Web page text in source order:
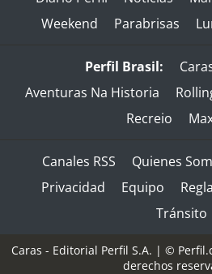
Weekend
Parabrisas
Perfil Brasil:
Aventuras Na Historia
Recreio
Canales RSS Quienes
Privacidad
Equipo
Tránsito
Caras - Editorial Perfil S.A. | ©
derechos